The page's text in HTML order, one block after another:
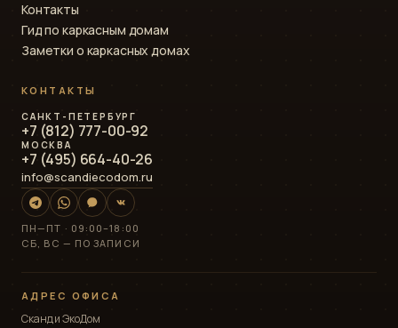
Контакты
Гид по каркасным домам
Заметки о каркасных домах
КОНТАКТЫ
САНКТ-ПЕТЕРБУРГ
+7 (812) 777-00-92
МОСКВА
+7 (495) 664-40-26
info@scandiecodom.ru
ПН—ПТ · 09:00–18:00
СБ, ВС — ПО ЗАПИСИ
АДРЕС ОФИСА
Сканди ЭкоДом